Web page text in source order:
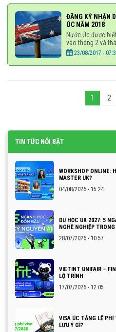
TIN TỨC NỔI BẬT
WORKSHOP ONLINE:
MASTER UK?
04/08/2026 - 15:24
DU HỌC UK 2027: 5
NGHỀ NGHIỆP
28/07/2026 - 10:57
VIETINT UNIFAIR –
LỘ TRÌNH
17/07/2026 - 12:05
VISA ÚC TĂNG LỆ
LƯU Ý GÌ?
ĐĂNG KÝ NHẬN
ÚC NĂM 2018
Nước Úc được
vào tháng 2 và
10 hàng năm với
dẫn. Du
23/08/2017 -
1 2